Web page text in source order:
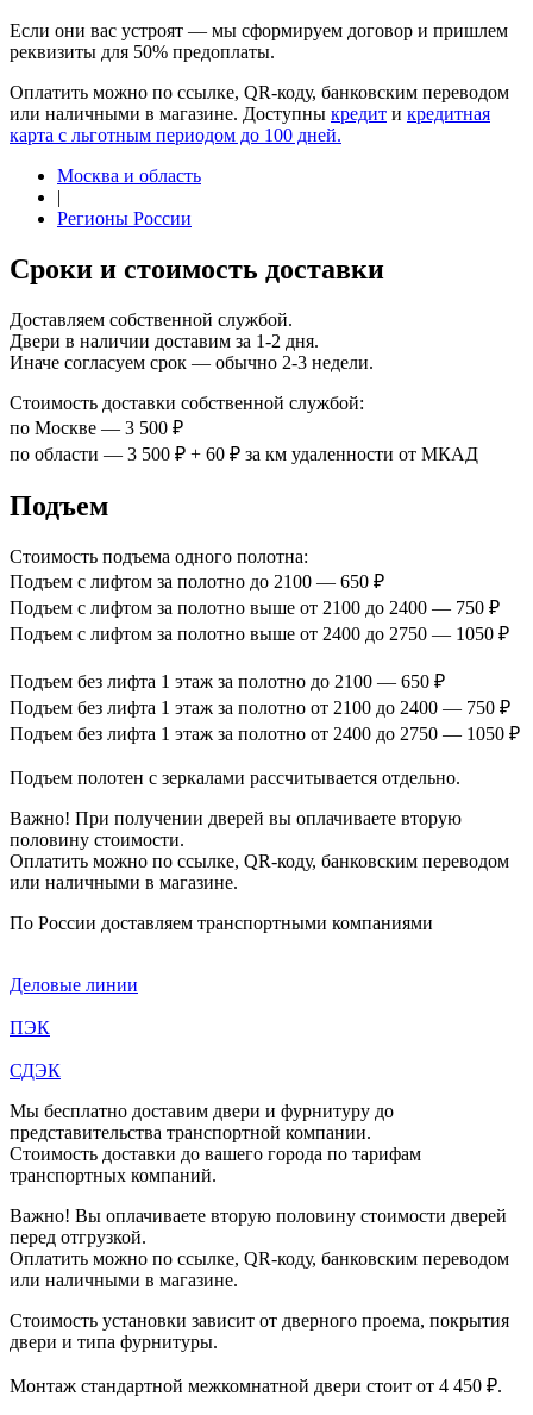
Если они вас устроят — мы сформируем договор и пришлем
реквизиты для 50% предоплаты.
Оплатить можно по ссылке, QR-коду, банковским переводом
или наличными в магазине. Доступны кредит и кредитная
карта с льготным периодом до 100 дней.
Москва и область
|
Регионы России
Сроки и стоимость доставки
Доставляем собственной службой.
Двери в наличии доставим за 1-2 дня.
Иначе согласуем срок — обычно 2-3 недели.
Стоимость доставки собственной службой:
по Москве — 3 500 ₽
по области — 3 500 ₽ + 60 ₽ за км удаленности от МКАД
Подъем
Стоимость подъема одного полотна:
Подъем с лифтом за полотно до 2100 — 650 ₽
Подъем с лифтом за полотно выше от 2100 до 2400 — 750 ₽
Подъем с лифтом за полотно выше от 2400 до 2750 — 1050 ₽
Подъем без лифта 1 этаж за полотно до 2100 — 650 ₽
Подъем без лифта 1 этаж за полотно от 2100 до 2400 — 750 ₽
Подъем без лифта 1 этаж за полотно от 2400 до 2750 — 1050 ₽
Подъем полотен с зеркалами рассчитывается отдельно.
Важно! При получении дверей вы оплачиваете вторую
половину стоимости.
Оплатить можно по ссылке, QR-коду, банковским переводом
или наличными в магазине.
По России доставляем транспортными компаниями
Деловые линии
ПЭК
СДЭК
Мы бесплатно доставим двери и фурнитуру до
представительства транспортной компании.
Стоимость доставки до вашего города по тарифам
транспортных компаний.
Важно! Вы оплачиваете вторую половину стоимости дверей
перед отгрузкой.
Оплатить можно по ссылке, QR-коду, банковским переводом
или наличными в магазине.
Стоимость установки зависит от дверного проема, покрытия
двери и типа фурнитуры.
Монтаж стандартной межкомнатной двери стоит от 4 450 ₽.